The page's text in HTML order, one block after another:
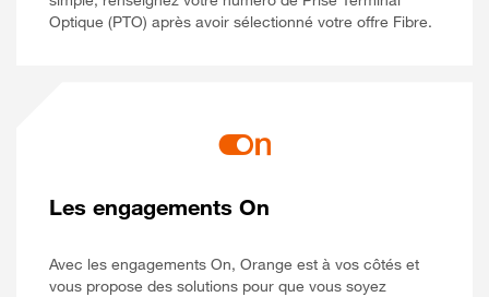
Optique (PTO) après avoir sélectionné votre offre Fibre.
Les engagements On
Avec les engagements On, Orange est à vos côtés et
vous propose des solutions pour que vous soyez